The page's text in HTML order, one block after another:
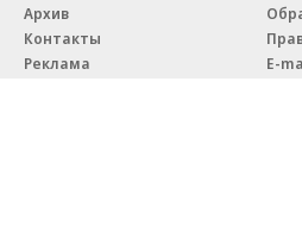
Архив
Контакты
Реклама
E-